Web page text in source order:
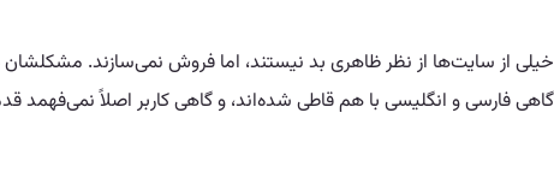
خیلی از سایت‌ها از نظر ظاهری بد نیستند، اما فروش نمی‌سازند.
گاهی فارسی و انگلیسی با هم قاطی شده‌اند، و گاهی کاربر اصلاً